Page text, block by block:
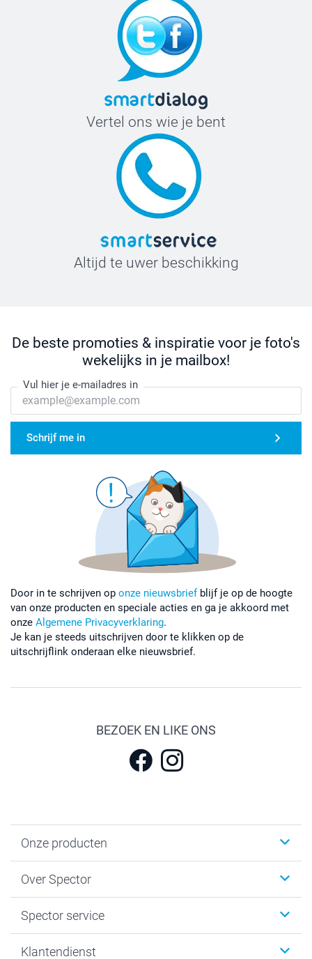
Vertel ons wie je bent
Altijd te uwer beschikking
De beste promoties & inspiratie voor je foto's
wekelijks in je mailbox!
Vul hier je e-mailadres in
Schrijf me in
Door in te schrijven op onze nieuwsbrief blijf je op de hoogte
van onze producten en speciale acties en ga je akkoord met
onze Algemene Privacyverklaring.
Je kan je steeds uitschrijven door te klikken op de
uitschrijflink onderaan elke nieuwsbrief.
BEZOEK EN LIKE ONS
Onze producten
Kaartjes
Fotoboeken
Over Spector
Sitemap
Spector service
Klantendienst